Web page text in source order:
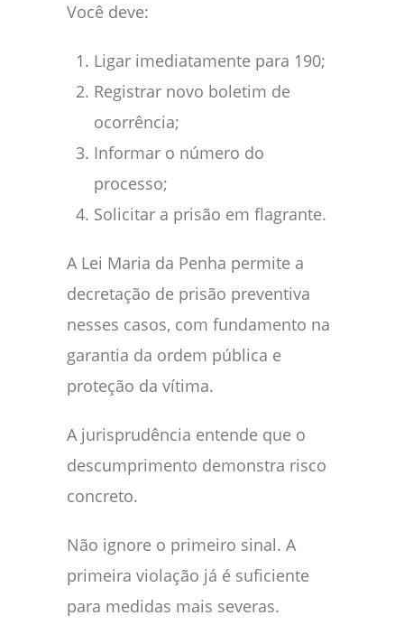
Você deve:
Ligar imediatamente para 190;
Registrar novo boletim de
ocorrência;
Informar o número do
processo;
Solicitar a prisão em flagrante.
A Lei Maria da Penha permite a
decretação de prisão preventiva
nesses casos, com fundamento na
garantia da ordem pública e
proteção da vítima.
A jurisprudência entende que o
descumprimento demonstra risco
concreto.
Não ignore o primeiro sinal. A
primeira violação já é suficiente
para medidas mais severas.